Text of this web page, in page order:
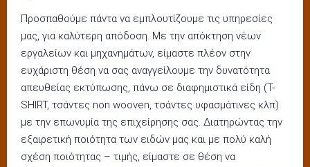
Προσπαθούμε πάντα να εμπλουτίζουμε τις υπηρεσίες
μας, για καλύτερη απόδοση. Με την απόκτηση νέων
εργαλείων και μηχανημάτων, είμαστε πλέον στην
ευχάριστη θέση να σας αναγγείλουμε την δυνατότητα
απευθείας εκτύπωσης, πάνω σε διαφημιστικά είδη (T-
SHIRT, τσάντες non wooven, τσάντες υφασμάτινες κλπ)
με την επωνυμία της επιχείρησης σας. Διατηρώντας την
εξαιρετική ποιότητα των ειδών μας και με πολύ καλή
σχέση ποιότητας – τιμής, είμαστε σε θέση να